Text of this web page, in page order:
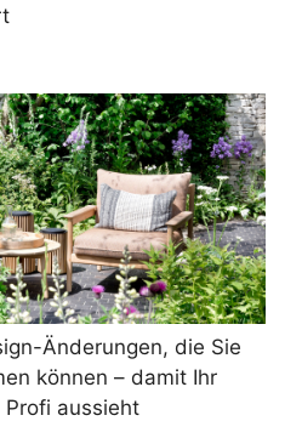
Änderungen, die Sie
können – damit Ihr
aussieht